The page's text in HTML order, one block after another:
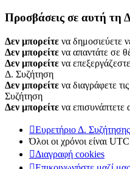
Προσβάσεις σε αυτή τη
Δεν μπορείτε να δημοσιεύετε
Δεν μπορείτε να απαντάτε σε
Δεν μπορείτε να
Δ. Συζήτηση
Δεν μπορείτε να διαγράφετε
Συζήτηση
Δεν μπορείτε να επισυνάπτετε
Ευρετήριο Δ. Συζήτησης
Όλοι οι χρόνοι είναι
Διαγραφή cookies